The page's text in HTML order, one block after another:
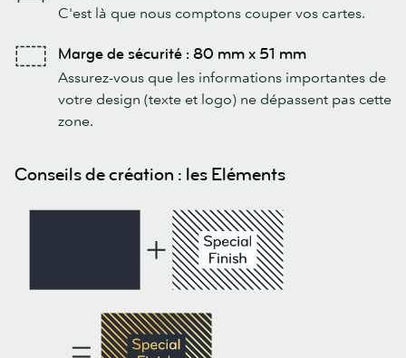
C'est là que nous comptons couper vos cartes.
Marge de sécurité : 80 mm x 51 mm
Assurez-vous que les informations importantes de
votre design (texte et logo) ne dépassent pas cette
zone.
Conseils de création : les Eléments